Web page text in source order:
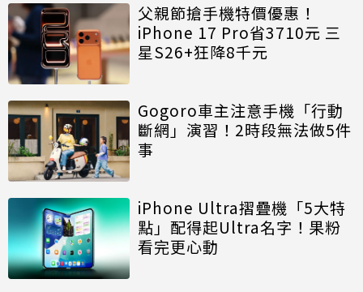
父親節搶手機特價優惠！
iPhone 17 Pro省3710元 三
星S26+狂降8千元
Gogoro車主注意手機「行動
斷網」演習！2時段無法做5件
事
iPhone Ultra摺疊機「5大特
點」配得起Ultra名字！果粉
看完更心動